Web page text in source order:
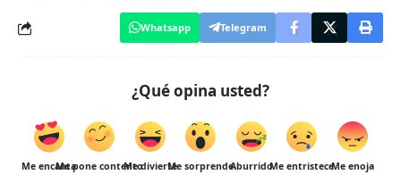
Whatsapp Telegram
¿Qué opina usted?
Me encantaMe pone contentoMe divierteMe sorprendeAburridoMe entristeceMe enoja